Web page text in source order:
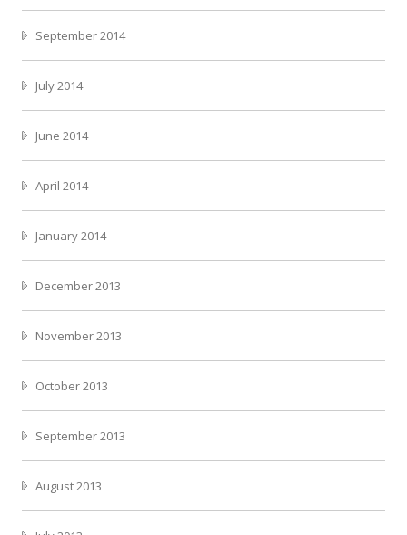
September 2014
July 2014
June 2014
April 2014
January 2014
December 2013
November 2013
October 2013
September 2013
August 2013